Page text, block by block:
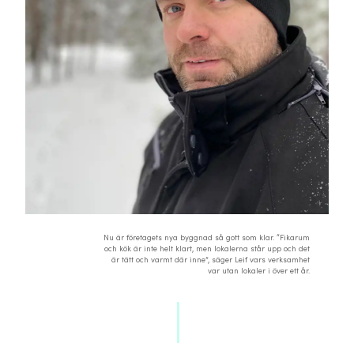
Nu är företagets nya byggnad så gott som klar. “Fikarum
och kök är inte helt klart, men lokalerna står upp och det
är tätt och varmt där inne”, säger Leif vars verksamhet
var utan lokaler i över ett år.